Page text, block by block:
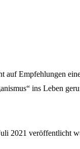
auf Empfehlungen
ins Leben
2021 veröffentlicht